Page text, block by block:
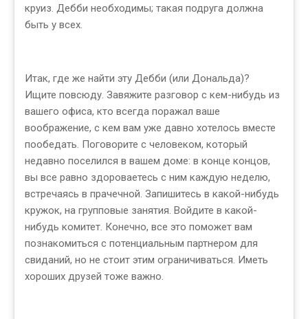
круиз. Дебби необходимы; такая подруга должна
быть у всех.
Итак, где же найти эту Дебби (или Дональда)?
Ищите повсюду. Завяжите разговор с кем-нибудь из
вашего офиса, кто всегда поражал ваше
воображение, с кем вам уже давно хотелось вместе
пообедать. Поговорите с человеком, который
недавно поселился в вашем доме: в конце концов,
вы все равно здороваетесь с ним каждую неделю,
встречаясь в прачечной. Запишитесь в какой-нибудь
кружок, на групповые занятия. Войдите в какой-
нибудь комитет. Конечно, все это поможет вам
познакомиться с потенциальным партнером для
свиданий, но не стоит этим ограничиваться. Иметь
хороших друзей тоже важно.